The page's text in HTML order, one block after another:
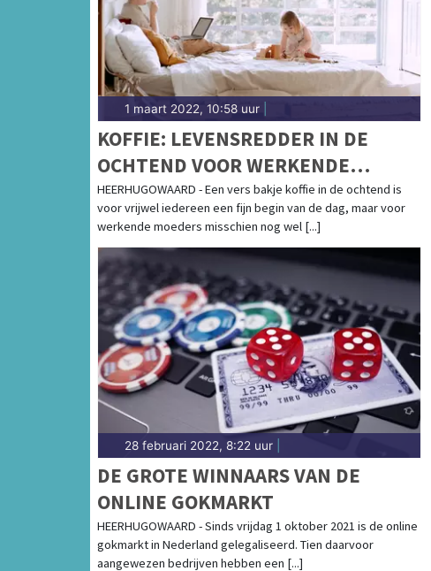
1 maart 2022, 10:58 uur
KOFFIE: LEVENSREDDER IN DE
OCHTEND VOOR WERKENDE
MOEDERS
HEERHUGOWAARD - Een vers bakje koffie in de ochtend is
voor vrijwel iedereen een fijn begin van de dag, maar voor
werkende moeders misschien nog wel [...]
28 februari 2022, 8:22 uur
DE GROTE WINNAARS VAN DE
ONLINE GOKMARKT
HEERHUGOWAARD - Sinds vrijdag 1 oktober 2021 is de online
gokmarkt in Nederland gelegaliseerd. Tien daarvoor
aangewezen bedrijven hebben een [...]